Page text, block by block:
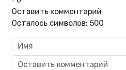
Оставить комментарий
Осталось символов: 500